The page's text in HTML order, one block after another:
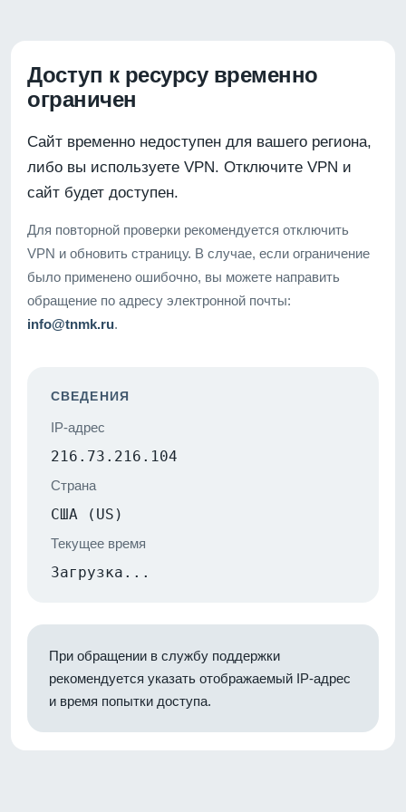
Доступ к ресурсу временно
ограничен
Сайт временно недоступен для вашего региона,
либо вы используете VPN. Отключите VPN и
сайт будет доступен.
Для повторной проверки рекомендуется отключить
VPN и обновить страницу. В случае, если ограничение
было применено ошибочно, вы можете направить
обращение по адресу электронной почты:
info@tnmk.ru.
СВЕДЕНИЯ
IP-адрес
216.73.216.104
Страна
США (US)
Текущее время
Загрузка...
При обращении в службу поддержки
рекомендуется указать отображаемый IP-адрес
и время попытки доступа.